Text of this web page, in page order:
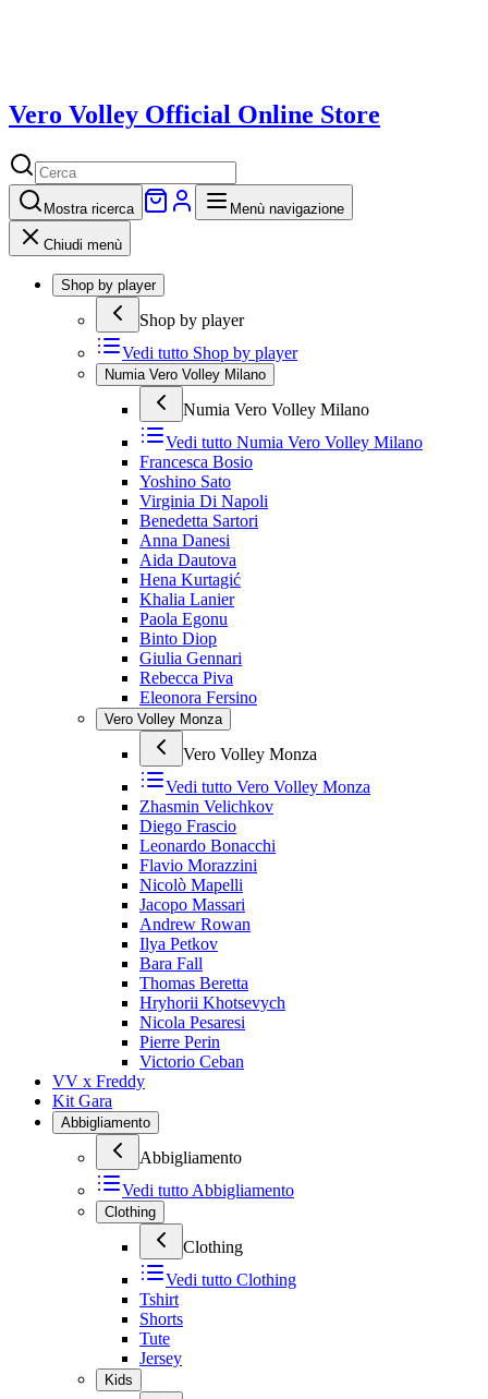
Vero Volley Official Online Store
Mostra ricerca Menù navigazione
Chiudi menù
Shop by player
Shop by player
Vedi tutto Shop by player
Numia Vero Volley Milano
Numia Vero Volley Milano
Vedi tutto Numia Vero Volley Milano
Francesca Bosio
Yoshino Sato
Virginia Di Napoli
Benedetta Sartori
Anna Danesi
Aida Dautova
Hena Kurtagić
Khalia Lanier
Paola Egonu
Binto Diop
Giulia Gennari
Rebecca Piva
Eleonora Fersino
Vero Volley Monza
Vero Volley Monza
Vedi tutto Vero Volley Monza
Zhasmin Velichkov
Diego Frascio
Leonardo Bonacchi
Flavio Morazzini
Nicolò Mapelli
Jacopo Massari
Andrew Rowan
Ilya Petkov
Bara Fall
Thomas Beretta
Hryhorii Khotsevych
Nicola Pesaresi
Pierre Perin
Victorio Ceban
VV x Freddy
Kit Gara
Abbigliamento
Abbigliamento
Vedi tutto Abbigliamento
Clothing
Clothing
Vedi tutto Clothing
Tshirt
Shorts
Tute
Jersey
Kids